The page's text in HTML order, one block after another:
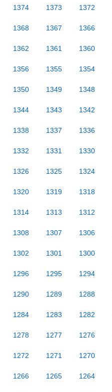
1374 1373 1372
1368 1367 1366
1362 1361 1360
1356 1355 1354
1350 1349 1348
1344 1343 1342
1338 1337 1336
1332 1331 1330
1326 1325 1324
1320 1319 1318
1314 1313 1312
1308 1307 1306
1302 1301 1300
1296 1295 1294
1290 1289 1288
1284 1283 1282
1278 1277 1276
1272 1271 1270
1266 1265 1264